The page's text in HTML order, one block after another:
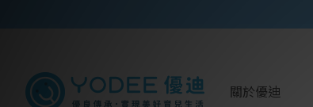
關於優迪